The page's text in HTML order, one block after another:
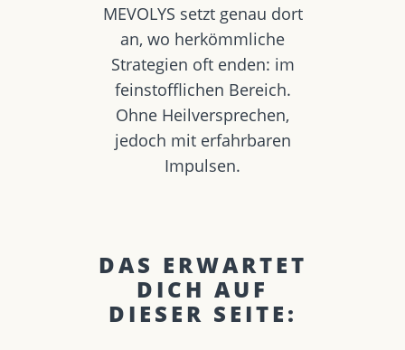
MEVOLYS setzt genau dort
an, wo herkömmliche
Strategien oft enden: im
feinstofflichen Bereich.
Ohne Heilversprechen,
jedoch mit erfahrbaren
Impulsen.
DAS ERWARTET
DICH AUF
DIESER SEITE: